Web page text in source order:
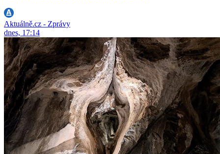
Aktuálně.cz - Zprávy
dnes, 17:14